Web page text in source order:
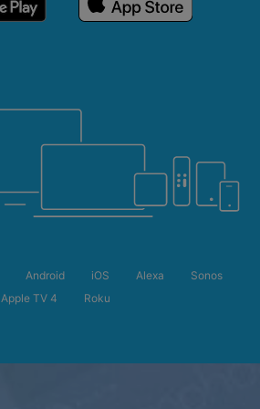
Android iOS Alexa
Sonos
Apple TV 4
Roku